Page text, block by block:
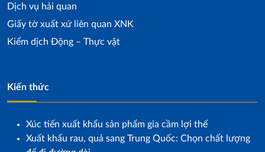
Dịch vụ hải quan
Giấy tờ xuất xứ liên quan XNK
Kiểm dịch Động – Thực vật
Kiến thức
Xúc tiến xuất khẩu sản phẩm gia cầm lợi thế
Xuất khẩu rau, quả sang Trung Quốc: Chọn chất lượng